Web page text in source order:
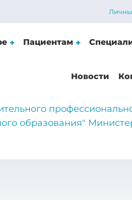
Пациентам
Новости
образования"